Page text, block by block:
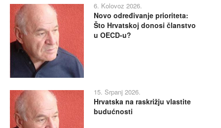
6. Kolovoz 2026.
Novo određivanje prioriteta:
Što Hrvatskoj donosi članstvo
u OECD-u?
15. Srpanj 2026.
Hrvatska na raskrižju vlastite
budućnosti